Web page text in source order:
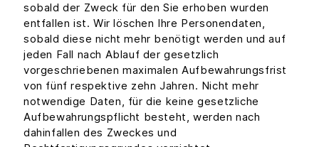
sobald der Zweck für den Sie erhoben wurden
entfallen ist. Wir löschen Ihre Personendaten,
sobald diese nicht mehr benötigt werden und auf
jeden Fall nach Ablauf der gesetzlich
vorgeschriebenen maximalen Aufbewahrungsfrist
von fünf respektive zehn Jahren. Nicht mehr
notwendige Daten, für die keine gesetzliche
Aufbewahrungspflicht besteht, werden nach
dahinfallen des Zweckes und